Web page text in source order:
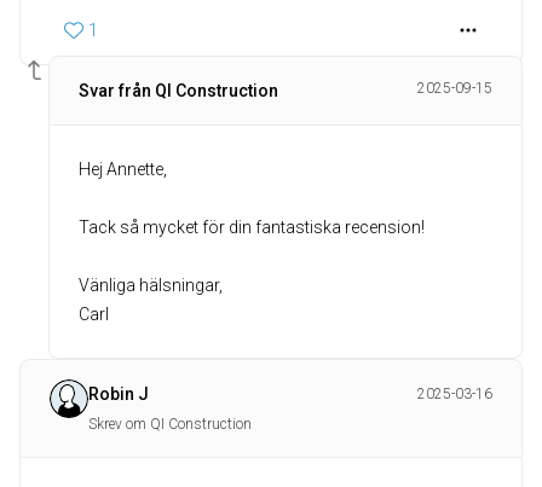
1
Svar från QI Construction 2025-09-15
Hej Annette,
Tack så mycket för din fantastiska recension!
Vänliga hälsningar,
Carl
Robin J
2025-03-16
Skrev om QI Construction